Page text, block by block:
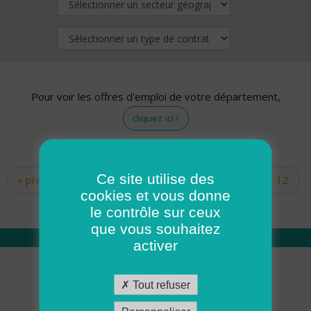
Pour voir les offres d'emploi de votre département,
cliquez ici !
Pages
« premier ‹ précédent … 10
12
14 15 16 17
Qui sommes nous
Académie ADMR
Ce site utilise des
cookies et vous donne
le contrôle sur ceux
que vous souhaitez
activer
Tout refuser